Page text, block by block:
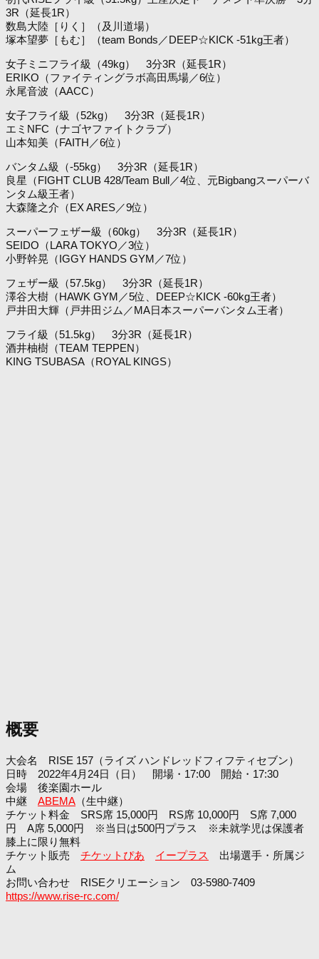
3R（延長1R）
数島大陸［りく］（及川道場）
塚本望夢［もむ］（team Bonds／DEEP☆KICK -51kg王者）
女子ミニフライ級（49kg） 3分3R（延長1R）
ERIKO（ファイティングラボ高田馬場／6位）
永尾音波（AACC）
女子フライ級（52kg） 3分3R（延長1R）
エミNFC（ナゴヤファイトクラブ）
山本知美（FAITH／6位）
バンタム級（-55kg） 3分3R（延長1R）
良星（FIGHT CLUB 428/Team Bull／4位、元Bigbangスーパーバ
ンタム級王者）
大森隆之介（EX ARES／9位）
スーパーフェザー級（60kg） 3分3R（延長1R）
SEIDO（LARA TOKYO／3位）
小野幹晃（IGGY HANDS GYM／7位）
フェザー級（57.5kg） 3分3R（延長1R）
澤谷大樹（HAWK GYM／5位、DEEP☆KICK -60kg王者）
戸井田大輝（戸井田ジム／MA日本スーパーバンタム王者）
フライ級（51.5kg） 3分3R（延長1R）
酒井柚樹（TEAM TEPPEN）
KING TSUBASA（ROYAL KINGS）
概要
大会名 RISE 157（ライズ ハンドレッドフィフティセブン）
日時 2022年4月24日（日） 開場・17:00 開始・17:30
会場 後楽園ホール
中継 ABEMA （生中継）
チケット料金 SRS席 15,000円 RS席 10,000円 S席 7,000
円 A席 5,000円 ※当日は500円プラス ※未就学児は保護者
膝上に限り無料
チケット販売 チケットぴあ イープラス
出場選手・所属ジ
ム
お問い合わせ RISEクリエーション 03-5980-7409
https://www.rise-rc.com/